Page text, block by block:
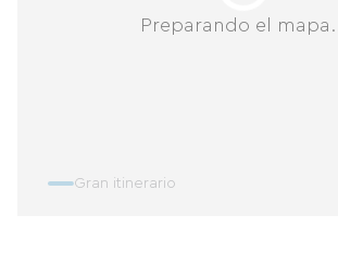
Preparando el mapa...
Gran itinerario